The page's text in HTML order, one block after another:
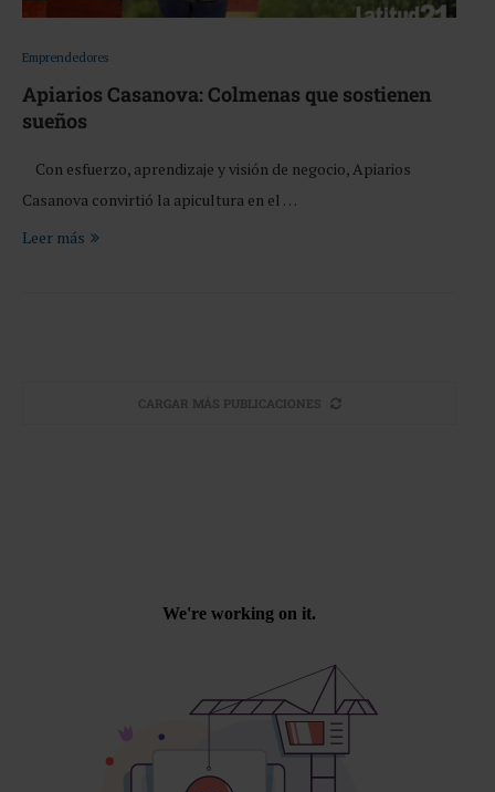
Emprendedores
Apiarios Casanova: Colmenas que sostienen
sueños
Con esfuerzo, aprendizaje y visión de negocio, Apiarios
Casanova convirtió la apicultura en el …
Leer más
CARGAR MÁS PUBLICACIONES